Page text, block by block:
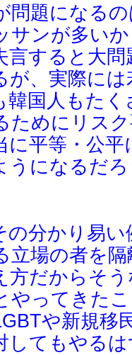
問題になる
サンが多い
言すると大
が、実際に
韓国人もた
ためにリス
に平等・公
うになるだ
の分かり易
立場の者を
方だからそ
やってきた
や新規移
してもやる